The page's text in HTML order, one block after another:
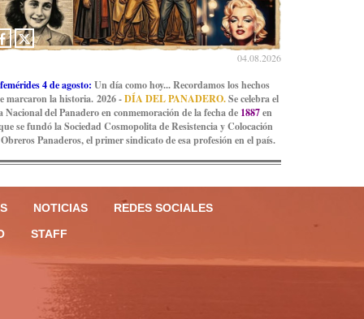
04.08.2026
4 de agosto: Un día como hoy... Recordamos los hechos
marcaron la historia. 2026 -DÍA DEL PANADERO.Se celebra el
Nacional del Panadero en conmemoración de la fecha de 1887en
se fundó la Sociedad Cosmopolita de Resistencia y Colocación
Panaderos, el primer sindicato de esa profesión en el país.
NOTICIAS
REDES SOCIALES
STAFF